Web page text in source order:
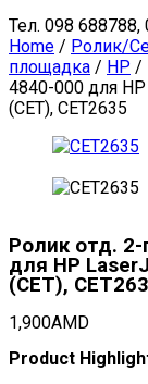
Тел. 098 688788,
Home / Ролик/
площадка / HP /
4840-000 для
(CET), CET2635
Ролик отд. 2-
для HP
(CET),
1,900AMD
Product